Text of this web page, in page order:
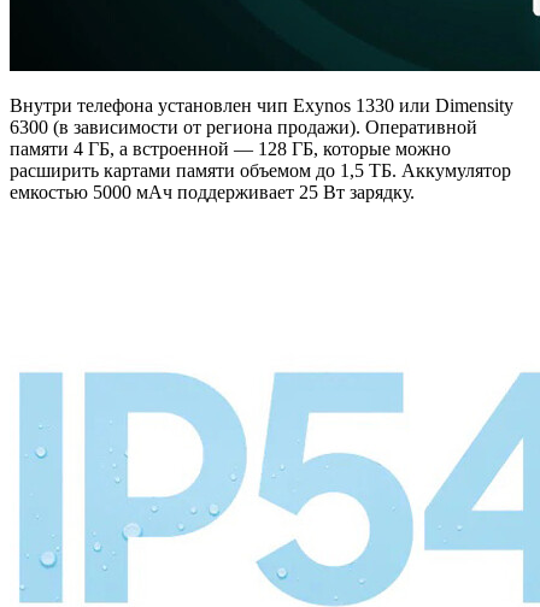
Внутри телефона установлен чип Exynos 1330 или Dimensity
6300 (в зависимости от региона продажи). Оперативной
памяти 4 ГБ, а встроенной — 128 ГБ, которые можно
расширить картами памяти объемом до 1,5 ТБ. Аккумулятор
емкостью 5000 мАч поддерживает 25 Вт зарядку.